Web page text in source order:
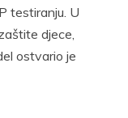
testiranju. U
djece,
ostvario je